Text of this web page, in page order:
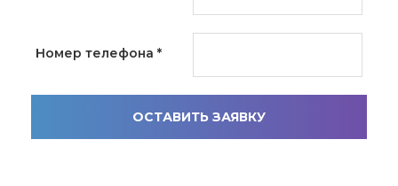
Номер телефона *
ОСТАВИТЬ ЗАЯВКУ